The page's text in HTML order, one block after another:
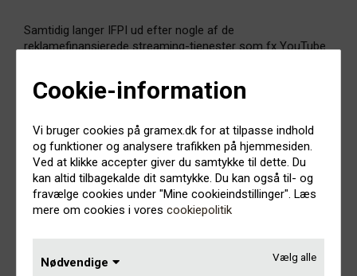
Cookie-information
Vi bruger cookies på gramex.dk for at tilpasse indhold
og funktioner og analysere trafikken på hjemmesiden.
Ved at klikke accepter giver du samtykke til dette. Du
kan altid tilbagekalde dit samtykke. Du kan også til- og
fravælge cookies under "Mine cookieindstillinger". Læs
mere om cookies i vores cookiepolitik
Vælg alle
Nødvendige
Samtidig langer IFPI ud efter nogle af de
reklamefinansierede streaming-tjenester som fx YouTube
smuthullerne i lovgivningen, så alle betaler på lige vilkår for
den musik, de udbyder.
– 2015 er tredje år i træk med vækst for musikselskaberne.
Det er selvfølgelig positivt. Samtidig er det dog afgørende
for branchens fortsatte trivsel, at vi bliver endnu bedre til at
veksle musikkens popularitet til indtægter for dem, der
skaber musikken og investerer i den, udtaler IFPI’s
bestyrelsesformand Henrik Daldorph, der som direktør for